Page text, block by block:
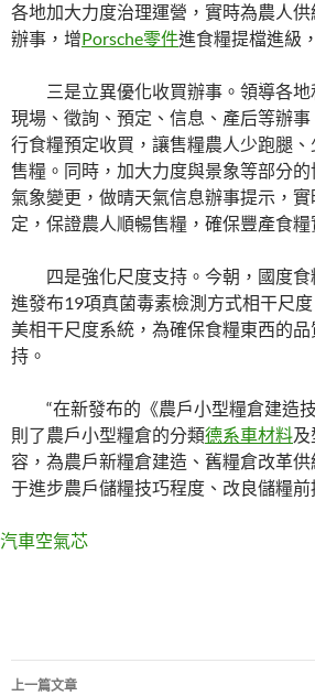
各地加大力度治理運營，實時為農人
辦事，增Porsche零件進食糧提檔進級
三是立異優化收買辦事。領導各
現場、徵詢、預定、信息、產后等辦
行食糧預定收買，讓售糧農人少跑腿
售糧。同時，加大力度與景象等部分
氣象變更，做晴天氣信息辦事提示，
定，保證農人順暢售糧，確保豐產食糧
四是強化尺度支持。今朝，國度
進發布19項真菌毒素檢測方式相干尺
美相干尺度系統，為確保食糧東西的
持。
“在新發布的《農戶小型糧倉建造
則了農戶小型糧倉的分類德系車材料
容，為農戶新糧倉建造、舊糧倉改革
于進步農戶儲糧技巧程度、改良儲糧前
汽車空氣芯
文
上一篇文章